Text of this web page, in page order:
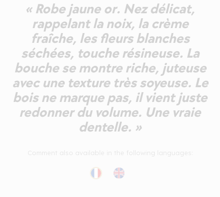
« Robe jaune or. Nez délicat,
rappelant la noix, la crème
fraîche, les fleurs blanches
séchées, touche résineuse. La
bouche se montre riche, juteuse
avec une texture très soyeuse. Le
bois ne marque pas, il vient juste
redonner du volume. Une vraie
dentelle. »